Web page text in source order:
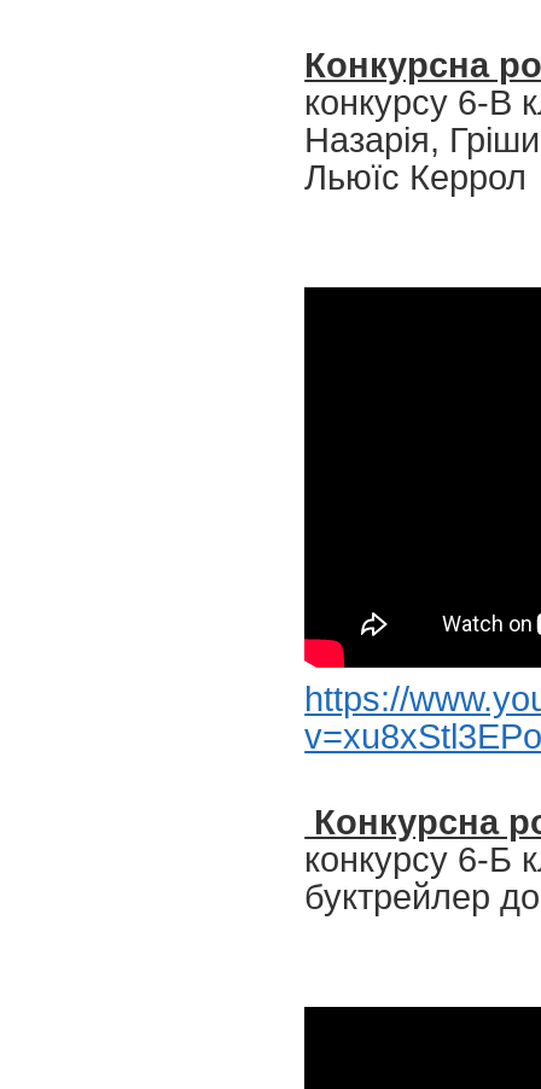
Конкурсна
конкурсу 6-В
Назарія,
Льюїс Керрол
https://
Конкурсна
конкурсу 6-Б
буктрейлер